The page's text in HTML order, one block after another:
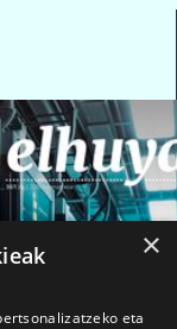
×
eta